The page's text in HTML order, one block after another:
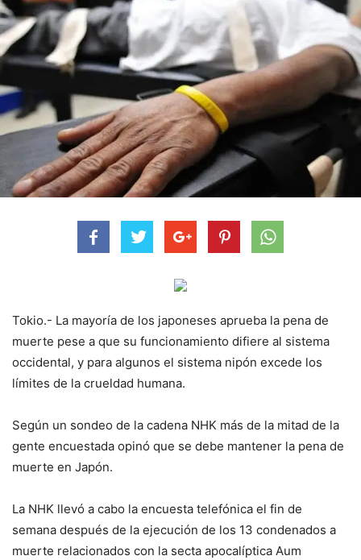
Tokio.- La mayoría de los japoneses aprueba la pena de
muerte pese a que su funcionamiento difiere al sistema
occidental, y para algunos el sistema nipón excede los
límites de la crueldad humana.
Según un sondeo de la cadena NHK más de la mitad de la
gente encuestada opinó que se debe mantener la pena de
muerte en Japón.
La NHK llevó a cabo la encuesta telefónica el fin de
semana después de la ejecución de los 13 condenados a
muerte relacionados con la secta apocalíptica Aum